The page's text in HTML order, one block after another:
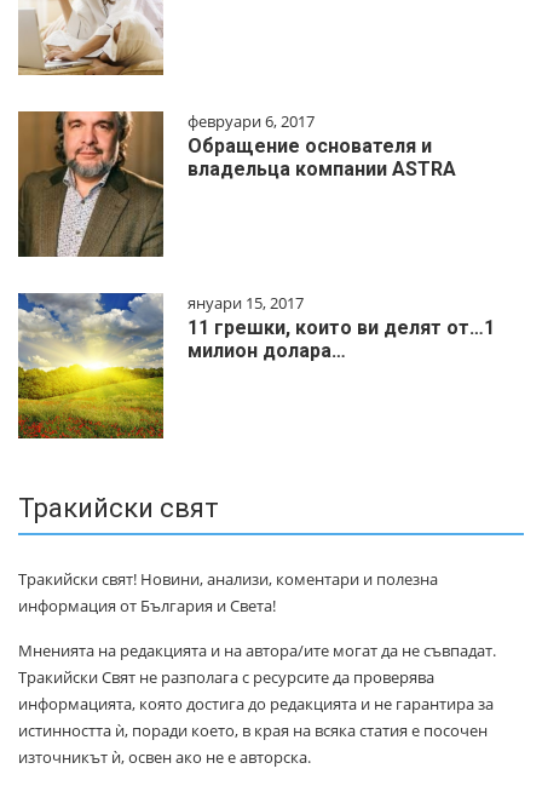
февруари 6, 2017
Обращение основателя и
владельца компании ASTRA
януари 15, 2017
11 грешки, които ви делят от…1
милиoн дoлapa…
Тракийски свят
Тракийски свят! Новини, анализи, коментари и полезна
информация от България и Света!
Мненията на редакцията и на автора/ите могат да не съвпадат.
Тракийски Свят не разполага с ресурсите да проверява
информацията, която достига до редакцията и не гарантира за
истинността ѝ, поради което, в края на всяка статия е посочен
източникът ѝ, освен ако не е авторска.